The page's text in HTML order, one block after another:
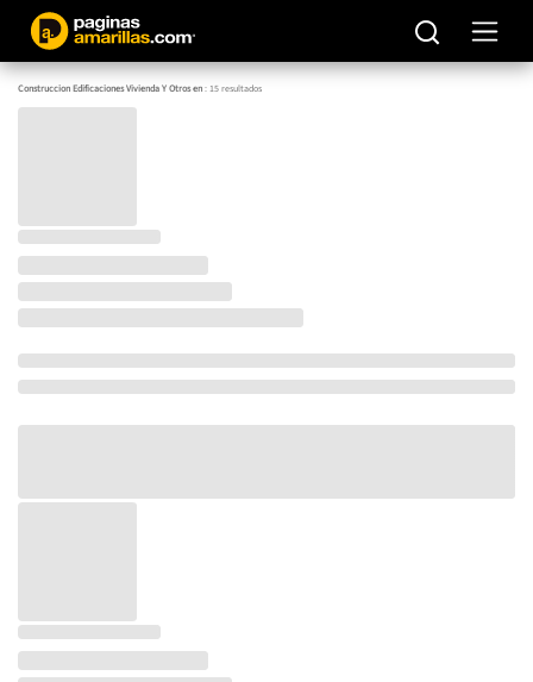
Construccion Edificaciones Vivienda Y Otros en:15resultados